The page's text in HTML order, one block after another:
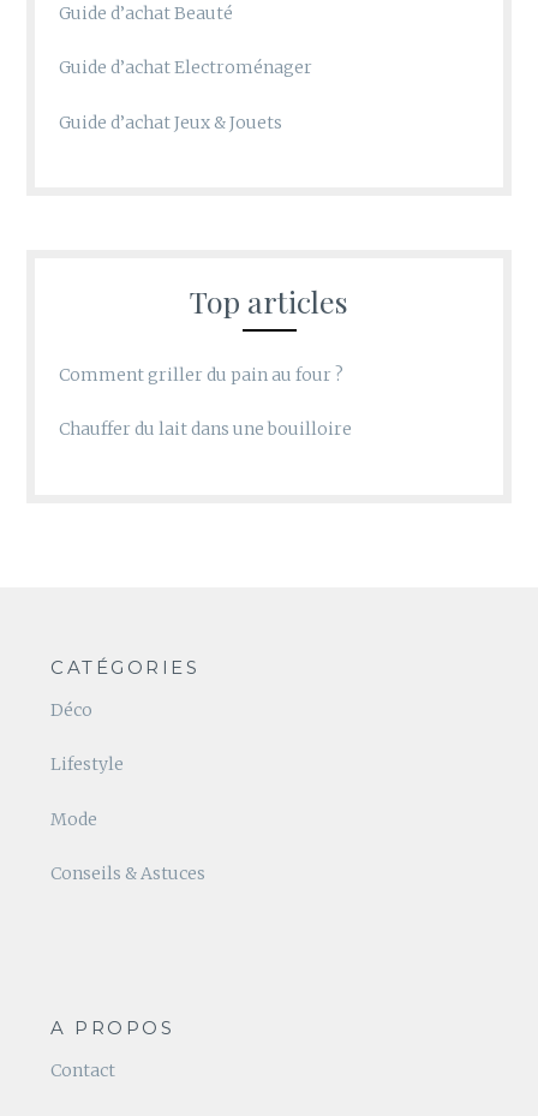
Guide d’achat Beauté
Guide d’achat Electroménager
Guide d’achat Jeux & Jouets
Top articles
Comment griller du pain au four ?
Chauffer du lait dans une bouilloire
CATÉGORIES
Déco
Lifestyle
Mode
Conseils & Astuces
A PROPOS
Contact